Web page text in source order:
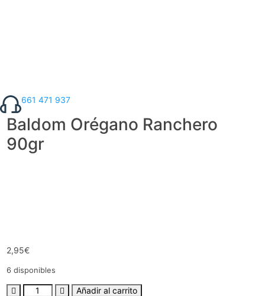
661 471 937
Baldom Orégano Ranchero
90gr
2,95€
6 disponibles
Añadir al carrito